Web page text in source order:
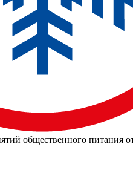
общественного питания